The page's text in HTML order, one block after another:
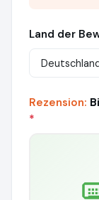
Land der
Rezension:
*